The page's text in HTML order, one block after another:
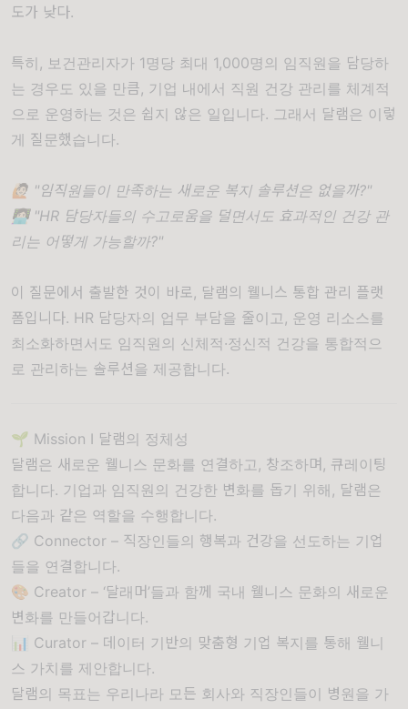
도가 낮다.
특히, 보건관리자가 1명당 최대 1,000명의 임직원을 담당하
는 경우도 있을 만큼, 기업 내에서 직원 건강 관리를 체계적
으로 운영하는 것은 쉽지 않은 일입니다. 그래서 달램은 이렇
게 질문했습니다.
🙋🏻 "임직원들이 만족하는 새로운 복지 솔루션은 없을까?"
👩🏻‍💻 "HR 담당자들의 수고로움을 덜면서도 효과적인 건강 관
리는 어떻게 가능할까?"
이 질문에서 출발한 것이 바로, 달램의 웰니스 통합 관리 플랫
폼입니다. HR 담당자의 업무 부담을 줄이고, 운영 리소스를
최소화하면서도 임직원의 신체적·정신적 건강을 통합적으
로 관리하는 솔루션을 제공합니다.
🌱 Mission I 달램의 정체성
달램은 새로운 웰니스 문화를 연결하고, 창조하며, 큐레이팅
합니다. 기업과 임직원의 건강한 변화를 돕기 위해, 달램은
다음과 같은 역할을 수행합니다.
🔗 Connector – 직장인들의 행복과 건강을 선도하는 기업
들을 연결합니다.
🎨 Creator – ‘달래머’들과 함께 국내 웰니스 문화의 새로운
변화를 만들어갑니다.
📊 Curator – 데이터 기반의 맞춤형 기업 복지를 통해 웰니
스 가치를 제안합니다.
달램의 목표는 우리나라 모든 회사와 직장인들이 병원을 가